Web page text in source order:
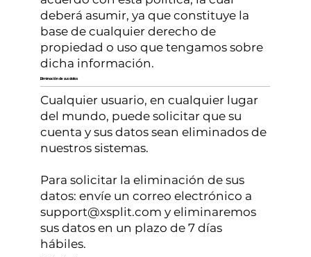
deberá asumir, ya que constituye la
base de cualquier derecho de
propiedad o uso que tengamos sobre
dicha información.
Eliminación de sus datos
Cualquier usuario, en cualquier lugar
del mundo, puede solicitar que su
cuenta y sus datos sean eliminados de
nuestros sistemas.
Para solicitar la eliminación de sus
datos: envíe un correo electrónico a
support@xsplit.com y eliminaremos
sus datos en un plazo de 7 días
hábiles.